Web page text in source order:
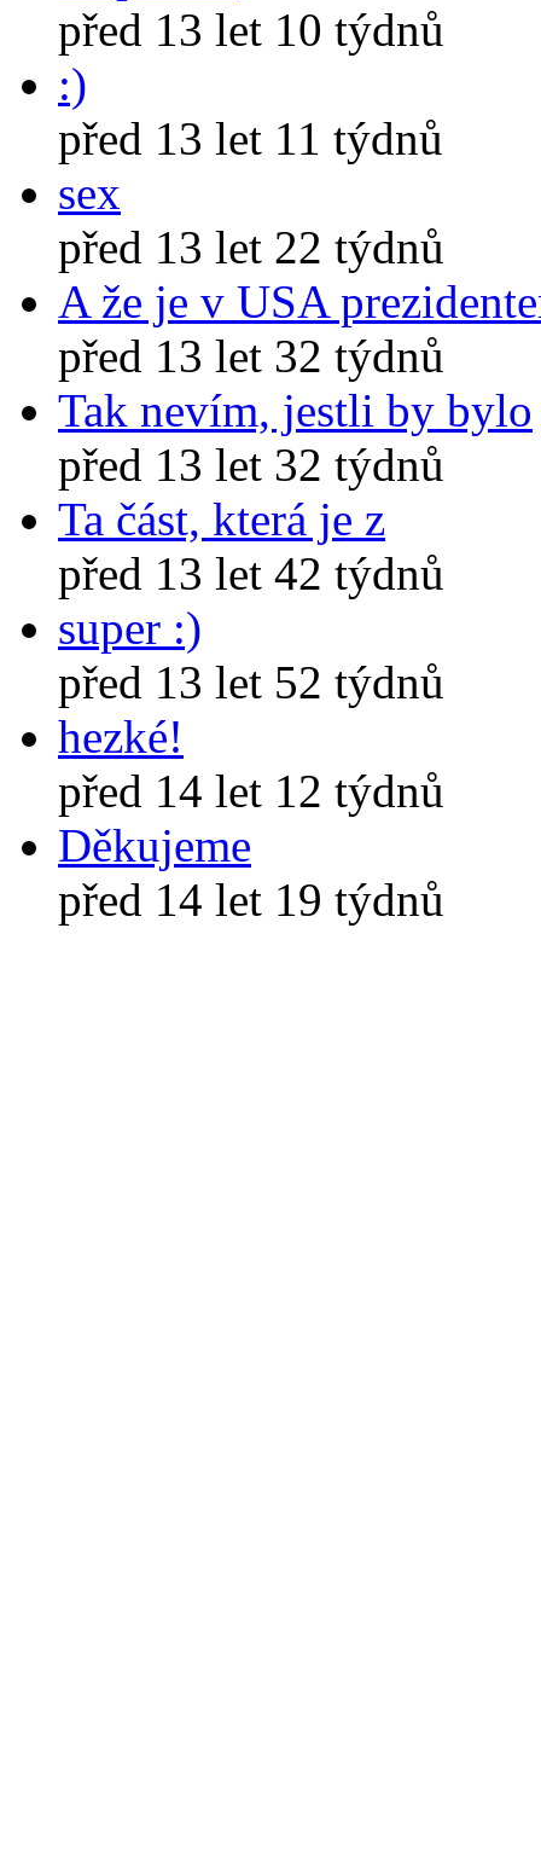
před 13 let 10 týdnů
:)
před 13 let 11 týdnů
sex
před 13 let 22 týdnů
A že je v USA
před 13 let 32 týdnů
Tak nevím, jestli by bylo
před 13 let 32 týdnů
Ta část, která je z
před 13 let 42 týdnů
super :)
před 13 let 52 týdnů
hezké!
před 14 let 12 týdnů
Děkujeme
před 14 let 19 týdnů